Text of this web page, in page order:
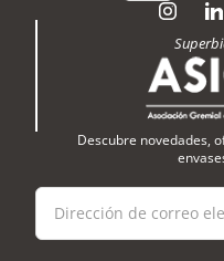
Descubre novedades,